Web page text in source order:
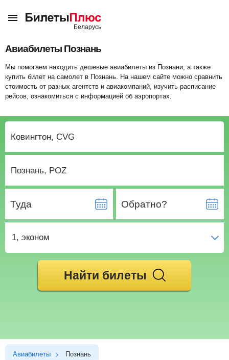
Авиабилеты Познань
Мы помогаем находить дешевые авиабилеты из Познани, а также
купить билет на самолет в Познань. На нашем сайте можно сравнить
стоимость от разных агентств и авиакомпаний, изучить расписание
рейсов, ознакомиться с информацией об аэропортах.
Туда Обратно?
1, эконом
Найти билеты
Авиабилеты Познань